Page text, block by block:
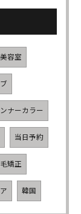
美容室
ナーカラー
当日予約
矯正
韓国